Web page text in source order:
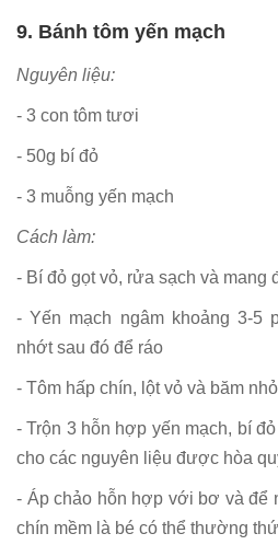
9. Bánh tôm yến mạch
Nguyên liệu:
- 3 con tôm tươi
- 50g bí đỏ
- 3 muỗng yến mạch
Cách làm:
- Bí đỏ gọt vỏ, rửa sạch và mang
- Yến mạch ngâm khoảng 3-5
nhớt sau đó để ráo
- Tôm hấp chín, lột vỏ và băm
- Trộn 3 hỗn hợp yến mạch, bí
cho các nguyên liệu được hòa
- Áp chảo hỗn hợp với bơ và để
chín mềm là bé có thể thường